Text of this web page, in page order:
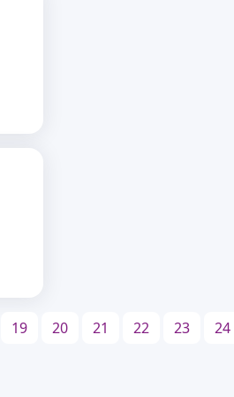
19 20 21 22 23 24